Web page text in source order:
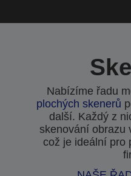
Nabízíme řadu
plochých skenerů
další. Každý z
skenování obrazu
což je ideální pro